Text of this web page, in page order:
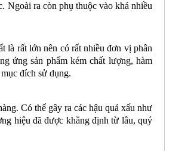
Ngoài ra còn phụ thuộc vào khá nhiều
là rất lớn nên có rất nhiều đơn vị phân
ứng sản phẩm kém chất lượng, hàm
đích sử dụng.
Có thể gây ra các hậu quả xấu như
hiệu đã được khẳng định từ lâu, quý